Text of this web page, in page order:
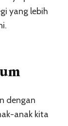
yang lebih
dengan
anak kita